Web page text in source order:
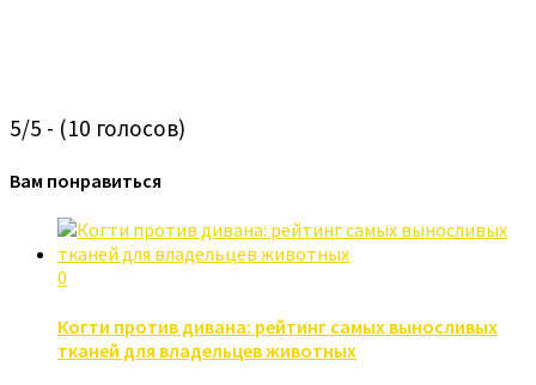
5/5 - (10 голосов)
Вам понравиться
0
Когти против дивана: рейтинг самых выносливых
тканей для владельцев животных